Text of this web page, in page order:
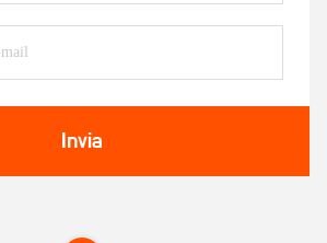
Invia